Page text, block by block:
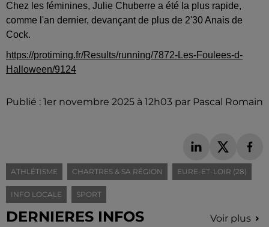
Chez les féminines, Julie Chuberre a été la plus rapide,
comme l'an dernier, devançant de plus de 2'30 Anais de
Cock.
https://protiming.fr/Results/running/7872-Les-Foulees-d-
Halloween/9124
Publié : 1er novembre 2025 à 12h03 par Pascal Romain
ATHLÉTISME CHARTRES & SA RÉGION EURE-ET-LOIR (28)
INFO LOCALE SPORT
DERNIERES INFOS Voir plus